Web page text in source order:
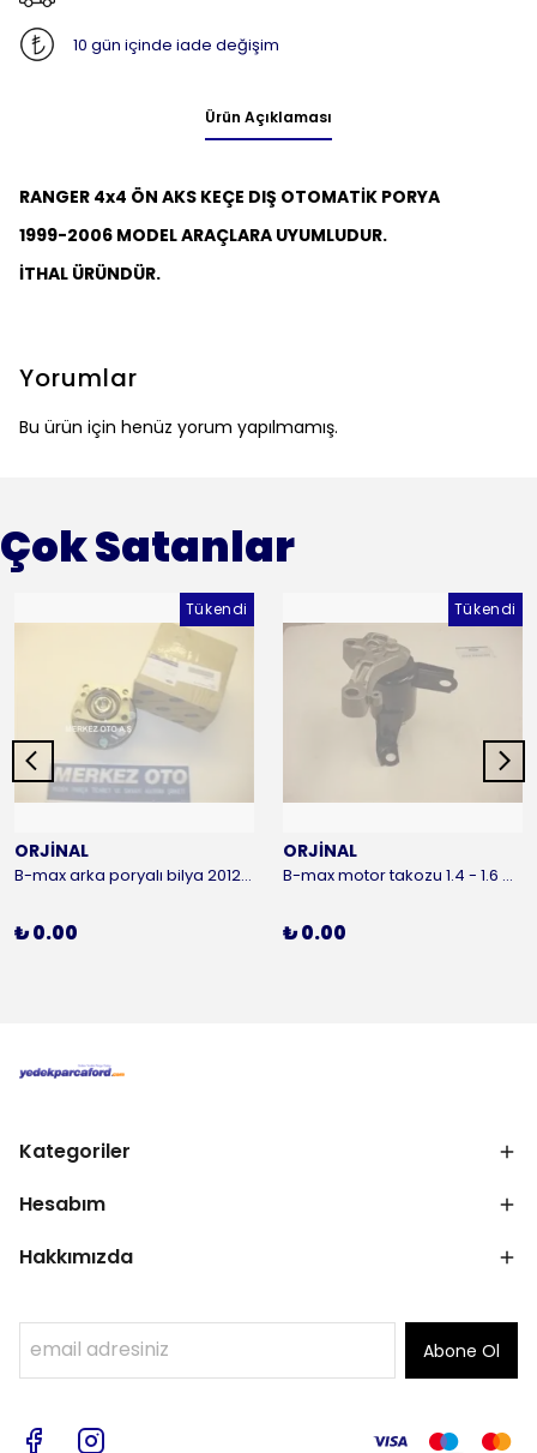
10 gün içinde iade değişim
Ürün Açıklaması
RANGER 4x4 ÖN AKS KEÇE DIŞ OTOMATİK PORYA
1999-2006 MODEL ARAÇLARA UYUMLUDUR.
İTHAL ÜRÜNDÜR.
Yorumlar
Bu ürün için henüz yorum yapılmamış.
Çok Satanlar
Tükendi
ORJİNAL
B-max arka poryalı bilya 2012-2016 ORJİNAL
₺ 0.00
Tükendi
ORJİNAL
B-max motor takozu 1.4 - 1.6 benzinli 2012-2016 ORJİNAL
₺ 0.00
Kategoriler
Hesabım
Hakkımızda
Abone Ol